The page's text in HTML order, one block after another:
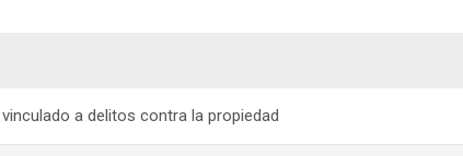
a delitos contra la propiedad